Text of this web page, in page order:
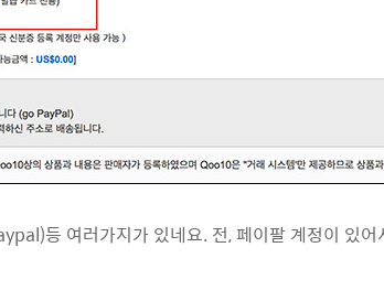
등 여러가지가 있네요. 전, 페이팔 계정이 있